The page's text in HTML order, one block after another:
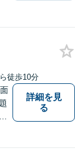
徒歩10分
詳細を見
る